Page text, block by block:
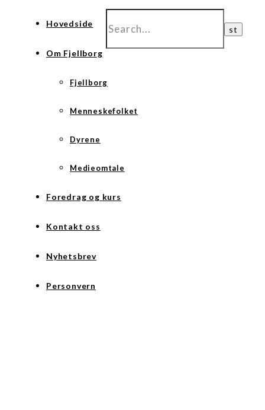
Hovedside
Om Fjellborg
Fjellborg
Menneskefolket
Dyrene
Medieomtale
Foredrag og kurs
Kontakt oss
Nyhetsbrev
Personvern